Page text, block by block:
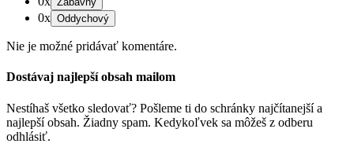
0x
Nie je možné pridávať komentáre.
Dostávaj najlepší obsah mailom
Nestíhaš všetko sledovať? Pošleme ti do schránky najčítanejší a
najlepší obsah. Žiadny spam. Kedykoľvek sa môžeš z odberu
odhlásiť.